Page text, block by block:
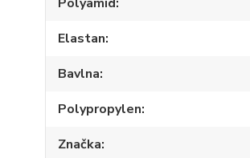
Elastan
Bavlna
Polypropylen
Značka